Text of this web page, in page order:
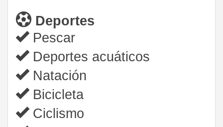
Deportes
Pescar
Deportes acuáticos
Natación
Bicicleta
Ciclismo